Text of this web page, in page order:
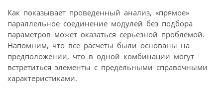
Как показывает проведенный анализ, «прямое»
параллельное соединение модулей без подбора
параметров может оказаться серьезной проблемой.
Напомним, что все расчеты были основаны на
предположении, что в одной комбинации могут
встретиться элементы с предельными справочными
характеристиками.